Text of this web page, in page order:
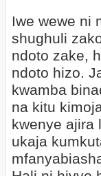
Iwe wewe ni
shughuli
ndoto zake,
ndoto hizo.
kwamba
na kitu
kwenye ajira
ukaja